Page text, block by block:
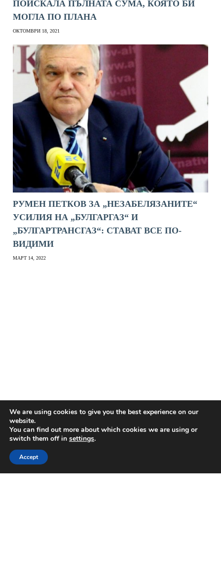
ПОИСКАЛА ПЪЛНАТА СУМА, КОЯТО БИ
МОГЛА ПО ПЛАНА
ОКТОМВРИ 18, 2021
РУМЕН ПЕТКОВ ЗА „НЕЗАБЕЛЯЗАНИТЕ“
УСИЛИЯ НА „БУЛГАРГАЗ“ И
„БУЛГАРТРАНСГАЗ“: СТАВАТ ВСЕ ПО-
ВИДИМИ
МАРТ 14, 2022
We are using cookies to give you the best experience on our
website.
You can find out more about which cookies we are using or
switch them off in settings.
Accept